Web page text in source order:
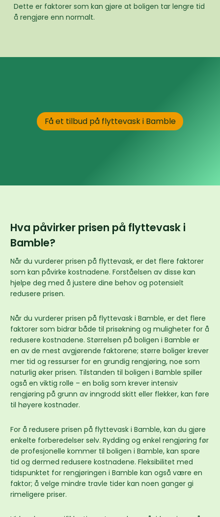
Dette er faktorer som kan gjøre at boligen tar lengre tid
å rengjøre enn normalt.
Få et tilbud på flyttevask i Bamble
Hva påvirker prisen på flyttevask i
Bamble?
Når du vurderer prisen på flyttevask, er det flere faktorer
som kan påvirke kostnadene. Forståelsen av disse kan
hjelpe deg med å justere dine behov og potensielt
redusere prisen.
Når du vurderer prisen på flyttevask i Bamble, er det flere
faktorer som bidrar både til prisøkning og muligheter for å
redusere kostnadene. Størrelsen på boligen i Bamble er
en av de mest avgjørende faktorene; større boliger krever
mer tid og ressurser for en grundig rengjøring, noe som
naturlig øker prisen. Tilstanden til boligen i Bamble spiller
også en viktig rolle – en bolig som krever intensiv
rengjøring på grunn av inngrodd skitt eller flekker, kan føre
til høyere kostnader.
For å redusere prisen på flyttevask i Bamble, kan du gjøre
enkelte forberedelser selv. Rydding og enkel rengjøring før
de profesjonelle kommer til boligen i Bamble, kan spare
tid og dermed redusere kostnadene. Fleksibilitet med
tidspunktet for rengjøringen i Bamble kan også være en
faktor; å velge mindre travle tider kan noen ganger gi
rimeligere priser.